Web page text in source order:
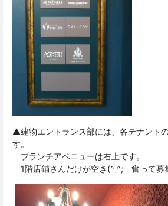
▲建物エントランス部には、各テナント
す。
ブランチアベニューは右上です。
1階店鋪さんだけが空き(^_^; 奮って募